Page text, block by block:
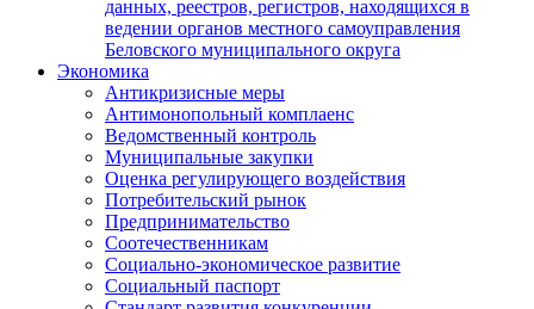
данных, реестров, регистров, находящихся в
ведении органов местного самоуправления
Беловского муниципального округа
Экономика
Антикризисные меры
Антимонопольный комплаенс
Ведомственный контроль
Муниципальные закупки
Оценка регулирующего воздействия
Потребительский рынок
Предпринимательство
Соотечественникам
Социально-экономическое развитие
Социальный паспорт